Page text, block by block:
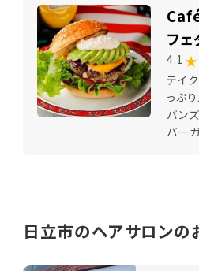
フェ
4.1
テイ
っぷ
バン
バー
日立市のヘアサロンの